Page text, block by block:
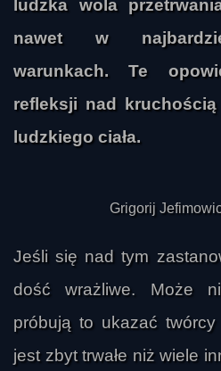
ludzka wola
nawet w
warunkach. Te
refleksji nad
ludzkiego ciała.
Grigorij
Jeśli się nad tym
dość wrażliwe. Może
próbują to ukazać
jest zbyt trwałe niż wiele